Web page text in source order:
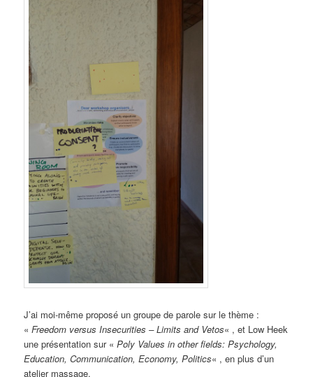
J’ai moi-même proposé un groupe de parole sur le thème :
«Freedom versus Insecurities – Limits and Vetos« , et Low Heek
une présentation sur «Poly Values in other fields: Psychology,
Education, Communication, Economy, Politics« , en plus d’un
atelier massage.